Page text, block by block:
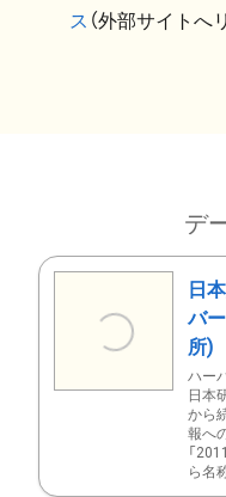
ス （外部サイトへ
デ
日
バ
所)
ハー
日本
から
報へ
「
ら名